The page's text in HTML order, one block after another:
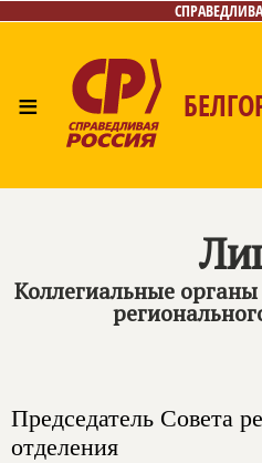
≡
Коллегиальные
Председатель Совета
отделения